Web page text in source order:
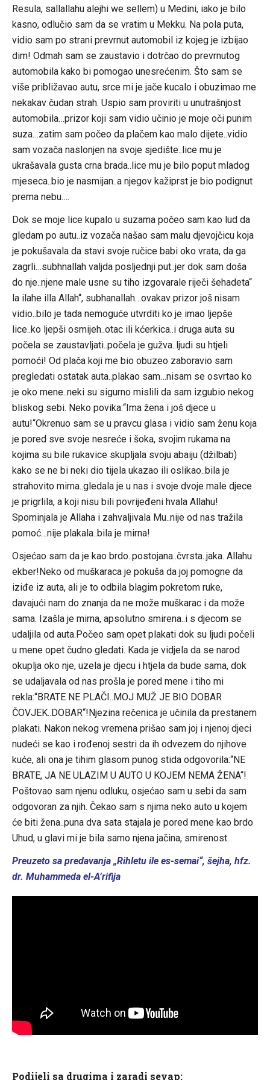
Resula, sallallahu alejhi we sellem) u Medini, iako je bilo
kasno, odlučio sam da se vratim u Mekku. Na pola puta,
vidio sam po strani prevrnut automobil iz kojeg je izbijao
dim! Odmah sam se zaustavio i dotrčao do prevrnutog
automobila kako bi pomogao unesrećenim. Što sam se
više približavao autu, srce mi je jače kucalo i obuzimao me
nekakav čudan strah. Uspio sam proviriti u unutrašnjost
automobila…prizor koji sam vidio učinio je moje oči punim
suza…zatim sam počeo da plačem kao malo dijete..vidio
sam vozača naslonjen na svoje sjedište..lice mu je
ukrašavala gusta crna brada..lice mu je bilo poput mladog
mjeseca..bio je nasmijan..a njegov kažiprst je bio podignut
prema nebu….
Dok se moje lice kupalo u suzama počeo sam kao lud da
gledam po autu..iz vozača našao sam malu djevojčicu koja
je pokušavala da stavi svoje ručice babi oko vrata, da ga
zagrli…subhnallah valjda posljednji put..jer dok sam doša
do nje..njene male usne su tiho izgovarale riječi šehadeta“
la ilahe illa Allah“, subhanallah…ovakav prizor još nisam
vidio..bilo je tada nemoguće utvrditi ko je imao ljepše
lice..ko ljepši osmijeh..otac ili kćerkica..i druga auta su
počela se zaustavljati..počela je gužva..ljudi su htjeli
pomoći! Od plača koji me bio obuzeo zaboravio sam
pregledati ostatak auta..plakao sam…nisam se osvrtao ko
je oko mene..neki su sigurno mislili da sam izgubio nekog
bliskog sebi. Neko povika:“Ima žena i još djece u
autu!“Okrenuo sam se u pravcu glasa i vidio sam ženu koja
je pored sve svoje nesreće i šoka, svojim rukama na
kojima su bile rukavice skupljala svoju abaiju (džilbab)
kako se ne bi neki dio tijela ukazao ili oslikao..bila je
strahovito mirna..gledala je u nas i svoje dvoje male djece
je prigrlila, a koji nisu bili povrijeđeni hvala Allahu!
Spominjala je Allaha i zahvaljivala Mu..nije od nas tražila
pomoć…nije plakala..bila je mirna!
Osjećao sam da je kao brdo..postojana..čvrsta..jaka. Allahu
ekber!Neko od muškaraca je pokuša da joj pomogne da
iziđe iz auta, ali je to odbila blagim pokretom ruke,
davajući nam do znanja da ne može muškarac i da može
sama. Izašla je mirna, apsolutno smirena..i s djecom se
udaljila od auta.Počeo sam opet plakati dok su ljudi počeli
u mene opet čudno gledati. Kada je vidjela da se narod
okuplja oko nje, uzela je djecu i htjela da bude sama, dok
se udaljavala od nas prošla je pored mene i tiho mi
rekla:“BRATE NE PLAČI..MOJ MUŽ JE BIO DOBAR
ČOVJEK..DOBAR“!Njezina rečenica je učinila da prestanem
plakati. Nakon nekog vremena prišao sam joj i njenoj djeci
nudeći se kao i rođenoj sestri da ih odvezem do njihove
kuće, ali ona je tihim glasom punog stida odgovorila:“NE
BRATE, JA NE ULAZIM U AUTO U KOJEM NEMA ŽENA“!
Poštovao sam njenu odluku, osjećao sam u sebi da sam
odgovoran za njih. Čekao sam s njima neko auto u kojem
će biti žena..puna dva sata stajala je pored mene kao brdo
Uhud, u glavi mi je bila samo njena jačina, smirenost.
Preuzeto sa predavanja „Rihletu ile es-semai“, šejha, hfz.
dr. Muhammeda el-A’rifija
Podijeli sa drugima i zaradi sevap: